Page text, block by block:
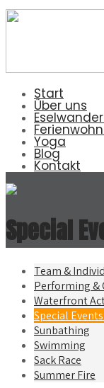
Start
Über uns
Yoga
Blog
Kontakt
Special
Team &
Performing &
Waterfront
Special
Sunbathing
Swimming
Sack Race
Summer Fire